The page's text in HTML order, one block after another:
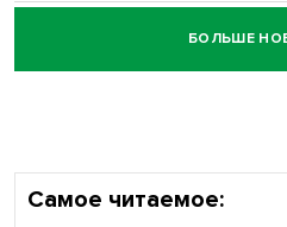
Честный выбор:
объективность результатов
БОЛЬШЕ
Самое читаемое: